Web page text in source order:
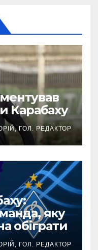
Карабаху
ГОЛ. РЕДАКТОР
яку
обіграти
ГОЛ. РЕДАКТОР